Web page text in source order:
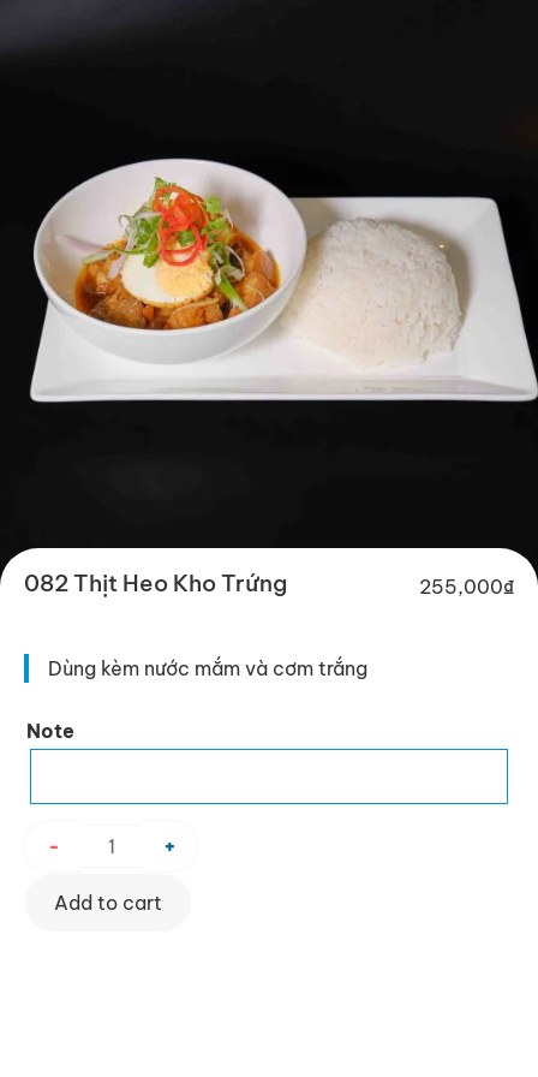
082 Thịt Heo Kho Trứng 255,000₫
Dùng kèm nước mắm và cơm trắng
Note
082
Trứng
- +
Add to cart